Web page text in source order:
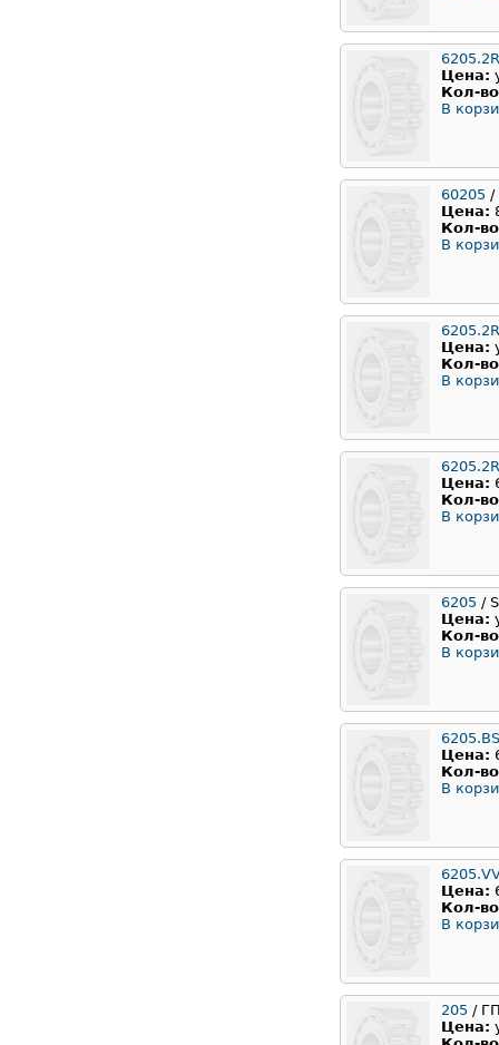
Цена:
Кол-
В
60205 /
Цена:
Кол-
В
Цена:
Кол-
В
Цена:
Кол-
В
6205 /
Цена:
Кол-
В
Цена:
Кол-
В
Цена:
Кол-
В
205 /
Цена: